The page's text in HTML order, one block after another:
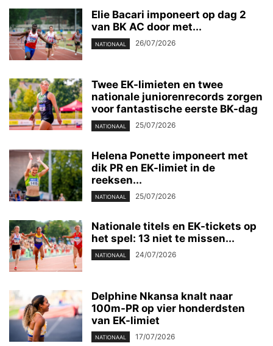
Elie Bacari imponeert op dag 2
van BK AC door met...
NATIONAAL 26/07/2026
Twee EK-limieten en twee
nationale juniorenrecords zorgen
voor fantastische eerste BK-dag
NATIONAAL 25/07/2026
Helena Ponette imponeert met
dik PR en EK-limiet in de
reeksen...
NATIONAAL 25/07/2026
Nationale titels en EK-tickets op
het spel: 13 niet te missen...
NATIONAAL 24/07/2026
Delphine Nkansa knalt naar
100m-PR op vier honderdsten
van EK-limiet
NATIONAAL 17/07/2026